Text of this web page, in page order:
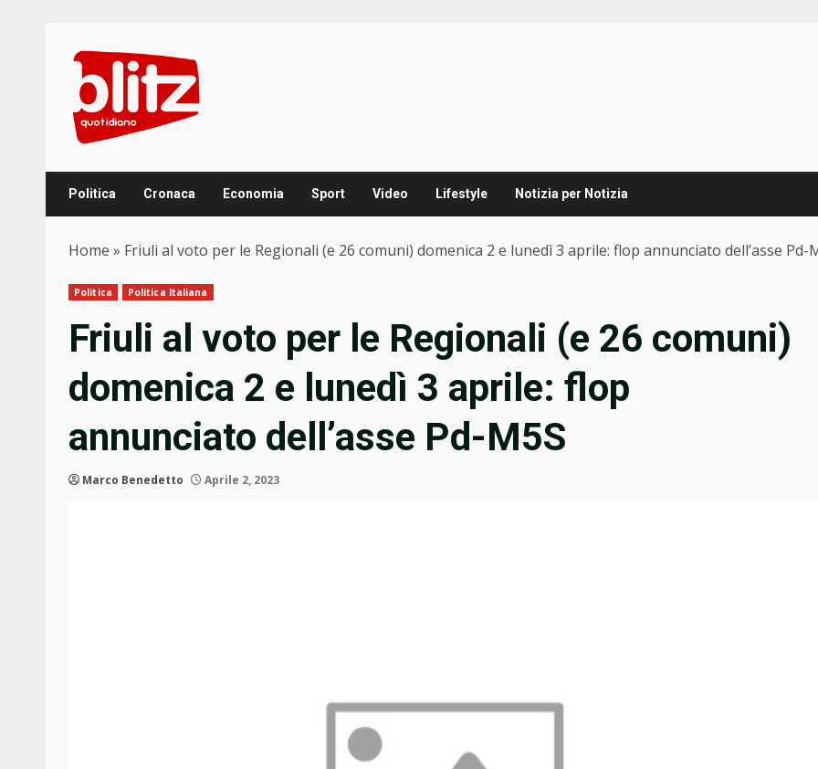
content
Politica Cronaca Economia Sport Video Lifestyle Notizia per Notizia
Home » Friuli al voto per le Regionali (e 26 comuni) domenica 2 e lunedì 3 aprile: flop annunciato dell’asse Pd-
Politica Politica Italiana
Friuli al voto per le Regionali (e 26 comuni)
domenica 2 e lunedì 3 aprile: flop
annunciato dell’asse Pd-M5S
Marco Benedetto Aprile 2, 2023